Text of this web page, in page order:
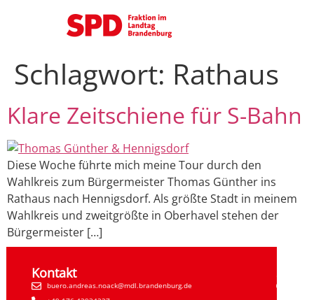
Schlagwort: Rathaus
Klare Zeitschiene für S-Bahn
Diese Woche führte mich meine Tour durch den
Wahlkreis zum Bürgermeister Thomas Günther ins
Rathaus nach Hennigsdorf. Als größte Stadt in meinem
Wahlkreis und zweitgrößte in Oberhavel stehen der
Bürgermeister […]
Kontakt
buero.andreas.noack@mdl.brandenburg.de